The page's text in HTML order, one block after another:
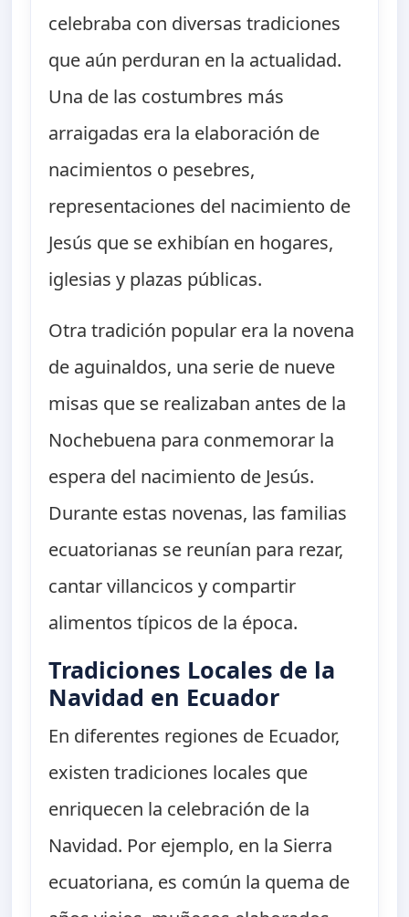
celebraba con diversas tradiciones
que aún perduran en la actualidad.
Una de las costumbres más
arraigadas era la elaboración de
nacimientos o pesebres,
representaciones del nacimiento de
Jesús que se exhibían en hogares,
iglesias y plazas públicas.
Otra tradición popular era la novena
de aguinaldos, una serie de nueve
misas que se realizaban antes de la
Nochebuena para conmemorar la
espera del nacimiento de Jesús.
Durante estas novenas, las familias
ecuatorianas se reunían para rezar,
cantar villancicos y compartir
alimentos típicos de la época.
Tradiciones Locales de la
Navidad en Ecuador
En diferentes regiones de Ecuador,
existen tradiciones locales que
enriquecen la celebración de la
Navidad. Por ejemplo, en la Sierra
ecuatoriana, es común la quema de